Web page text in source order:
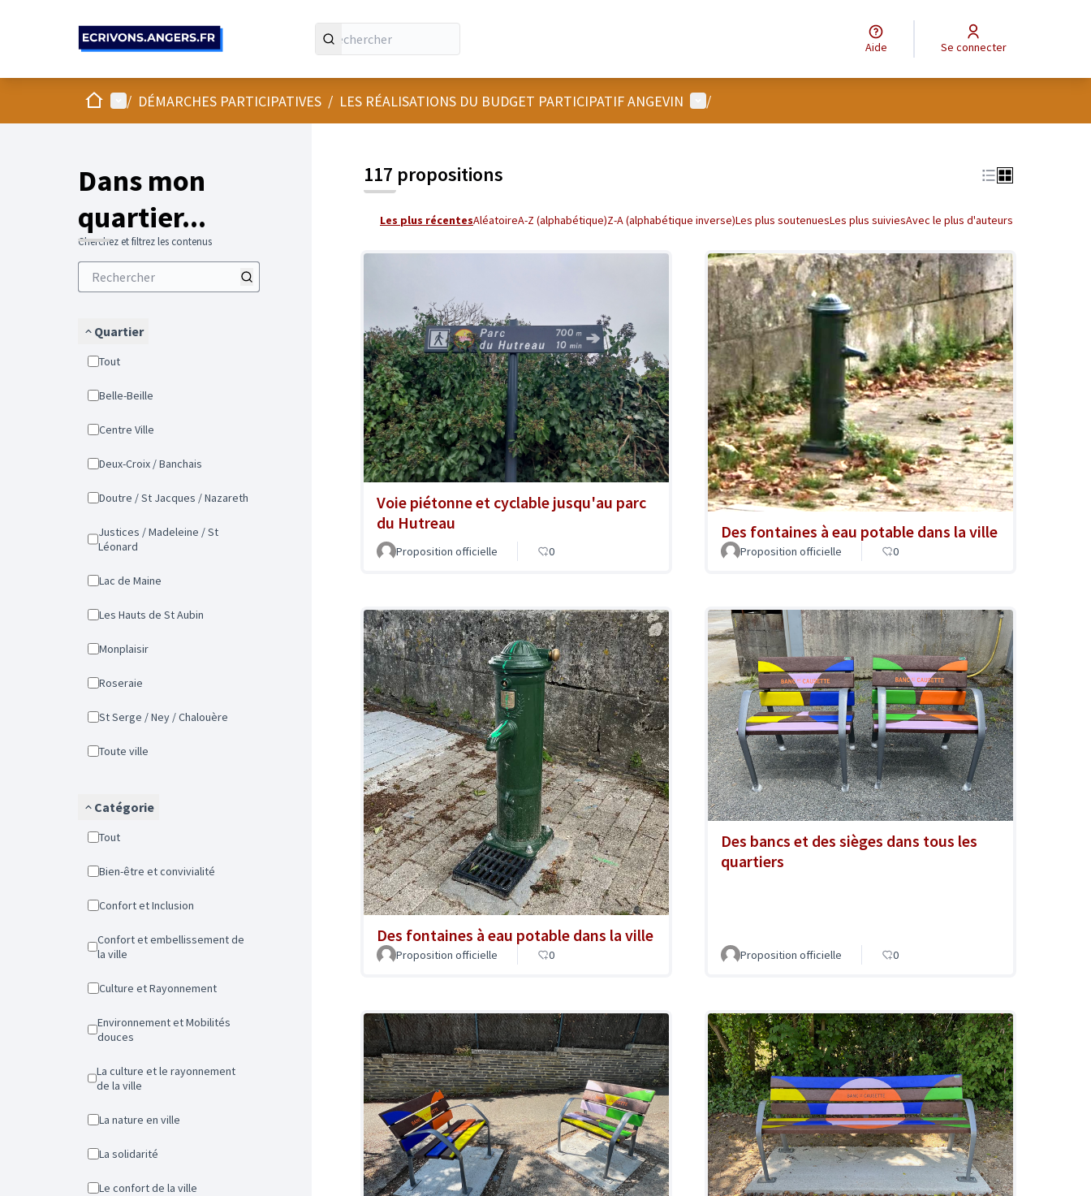
Aide Se connecter
AccueilMenu principal
/ DÉMARCHES PARTICIPATIVES / LES RÉALISATIONS DU BUDGET PARTICIPATIF ANGEVIN Menu utilisateur
/
Dans mon
quartier...
Cherchez et filtrez les contenus
Quartier
Tout
Belle-Beille
Centre Ville
Deux-Croix / Banchais
Doutre / St Jacques / Nazareth
Justices / Madeleine / St
Léonard
Lac de Maine
Les Hauts de St Aubin
Monplaisir
Roseraie
St Serge / Ney / Chalouère
Toute ville
Catégorie
Tout
Bien-être et convivialité
Confort et Inclusion
Confort et embellissement de
la ville
Culture et Rayonnement
Environnement et Mobilités
douces
La culture et le rayonnement
de la ville
La nature en ville
La solidarité
Le confort de la ville
117 propositions
Les plus récentesAléatoireA-Z (alphabétique)Z-A (alphabétique inverse)Les plus soutenuesLes plus suiviesAvec le plus d'auteurs
Voie piétonne et cyclable jusqu'au parc
du Hutreau
Proposition officielle 0
Des fontaines à eau potable dans la ville
Proposition officielle 0
Des fontaines à eau potable dans la ville
Proposition officielle 0
Des bancs et des sièges dans tous les
quartiers
Proposition officielle 0